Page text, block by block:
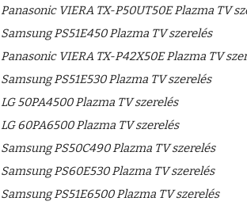
Panasonic VIERA TX-P50UT50E Plazma TV
Samsung PS51E450 Plazma TV szerelés
Panasonic VIERA TX-P42X50E Plazma TV
Samsung PS51E530 Plazma TV szerelés
LG 50PA4500 Plazma TV szerelés
LG 60PA6500 Plazma TV szerelés
Samsung PS50C490 Plazma TV szerelés
Samsung PS60E530 Plazma TV szerelés
Samsung PS51E6500 Plazma TV szerelés